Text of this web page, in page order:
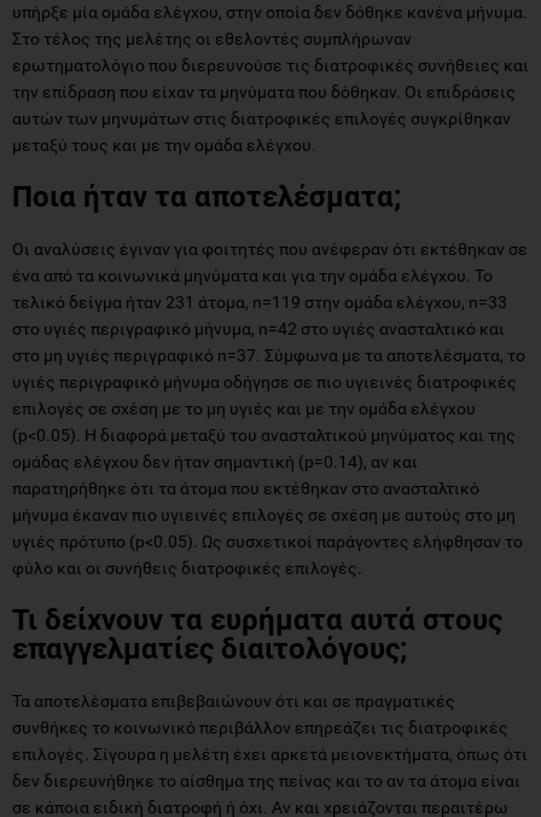
υπήρξε μία ομάδα ελέγχου, στην οποία δεν δόθηκε κανένα μήνυμα.
Στο τέλος της μελέτης οι εθελοντές συμπλήρωναν
ερωτηματολόγιο που διερευνούσε τις διατροφικές συνήθειες και
την επίδραση που είχαν τα μηνύματα που δόθηκαν. Οι επιδράσεις
αυτών των μηνυμάτων στις διατροφικές επιλογές συγκρίθηκαν
μεταξύ τους και με την ομάδα ελέγχου.
Ποια ήταν τα αποτελέσματα;
Οι αναλύσεις έγιναν για φοιτητές που ανέφεραν ότι εκτέθηκαν σε
ένα από τα κοινωνικά μηνύματα και για την ομάδα ελέγχου. Το
τελικό δείγμα ήταν 231 άτομα, n=119 στην ομάδα ελέγχου, n=33
στο υγιές περιγραφικό μήνυμα, n=42 στο υγιές ανασταλτικό και
στο μη υγιές περιγραφικό n=37. Σύμφωνα με τα αποτελέσματα, το
υγιές περιγραφικό μήνυμα οδήγησε σε πιο υγιεινές διατροφικές
επιλογές σε σχέση με το μη υγιές και με την ομάδα ελέγχου
(p<0.05). Η διαφορά μεταξύ του ανασταλτικού μηνύματος και της
ομάδας ελέγχου δεν ήταν σημαντική (p=0.14), αν και
παρατηρήθηκε ότι τα άτομα που εκτέθηκαν στο ανασταλτικό
μήνυμα έκαναν πιο υγιεινές επιλογές σε σχέση με αυτούς στο μη
υγιές πρότυπο (p<0.05). Ως συσχετικοί παράγοντες ελήφθησαν το
φύλο και οι συνήθεις διατροφικές επιλογές.
Τι δείχνουν τα ευρήματα αυτά στους
επαγγελματίες διαιτολόγους;
Τα αποτελέσματα επιβεβαιώνουν ότι και σε πραγματικές
συνθήκες το κοινωνικό περιβάλλον επηρεάζει τις διατροφικές
επιλογές. Σίγουρα η μελέτη έχει αρκετά μειονεκτήματα, όπως ότι
δεν διερευνήθηκε το αίσθημα της πείνας και το αν τα άτομα είναι
σε κάποια ειδική διατροφή ή όχι. Αν και χρειάζονται περαιτέρω